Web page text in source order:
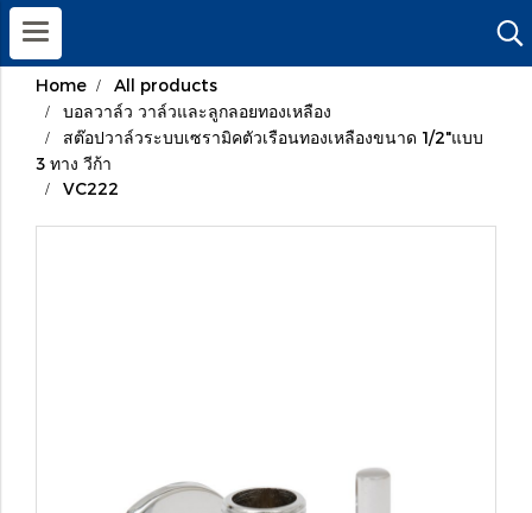
Home
All products
บอลวาล์ว วาล์วและลูกลอยทองเหลือง
สต๊อปวาล์วระบบเซรามิคตัวเรือนทองเหลืองขนาด 1/2"แบบ
3 ทาง วีก้า
VC222